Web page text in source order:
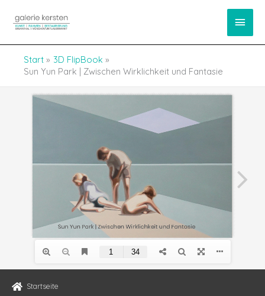
springen
Inhalt
Start
3D FlipBook
Sun Yun Park | Zwischen Wirklichkeit und Fantasie
Startseite